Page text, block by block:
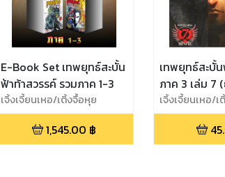
E-Book Set เทพยุทธ์สะบั้น
ฟ้าท้าสวรรค์ รวมภาค 1-3
เจิ้งเจี้ยนเหอ/เติ้งจื้อหุย
1,545.00 ฿
เทพยุทธ์สะบั้
ภาค 3 เล่ม 7
เจิ้งเจี้ยนเหอ/